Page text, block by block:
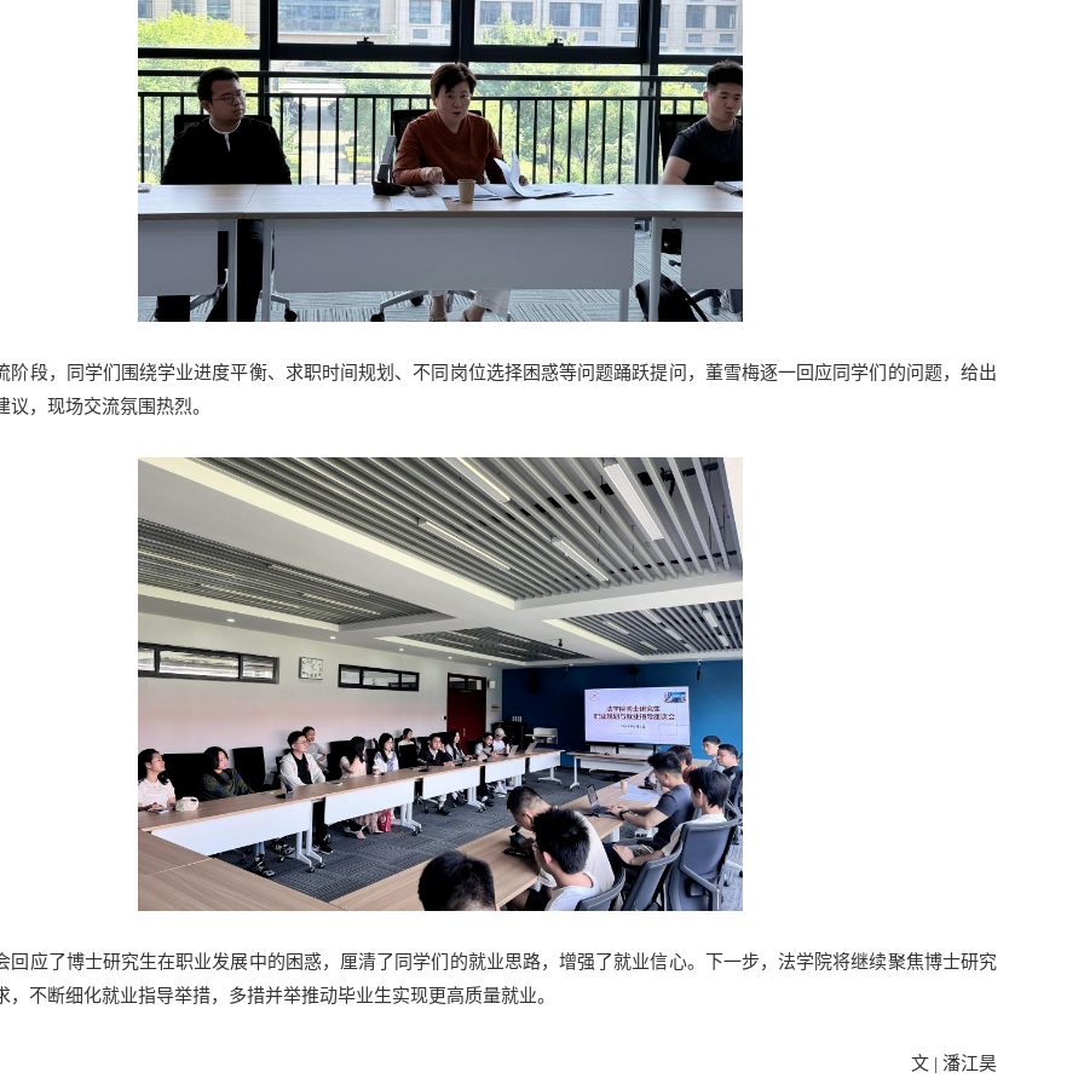
阶段，同学们围绕学业进度平衡、求职时间规划、不同岗位选择困惑等问题踊跃提问，董雪梅逐一回应同学们的问题，给出
议，现场交流氛围热烈。
回应了博士研究生在职业发展中的困惑，厘清了同学们的就业思路，增强了就业信心。下一步，法学院将继续聚焦博士研究
，不断细化就业指导举措，多措并举推动毕业生实现更高质量就业。
文 | 潘江昊